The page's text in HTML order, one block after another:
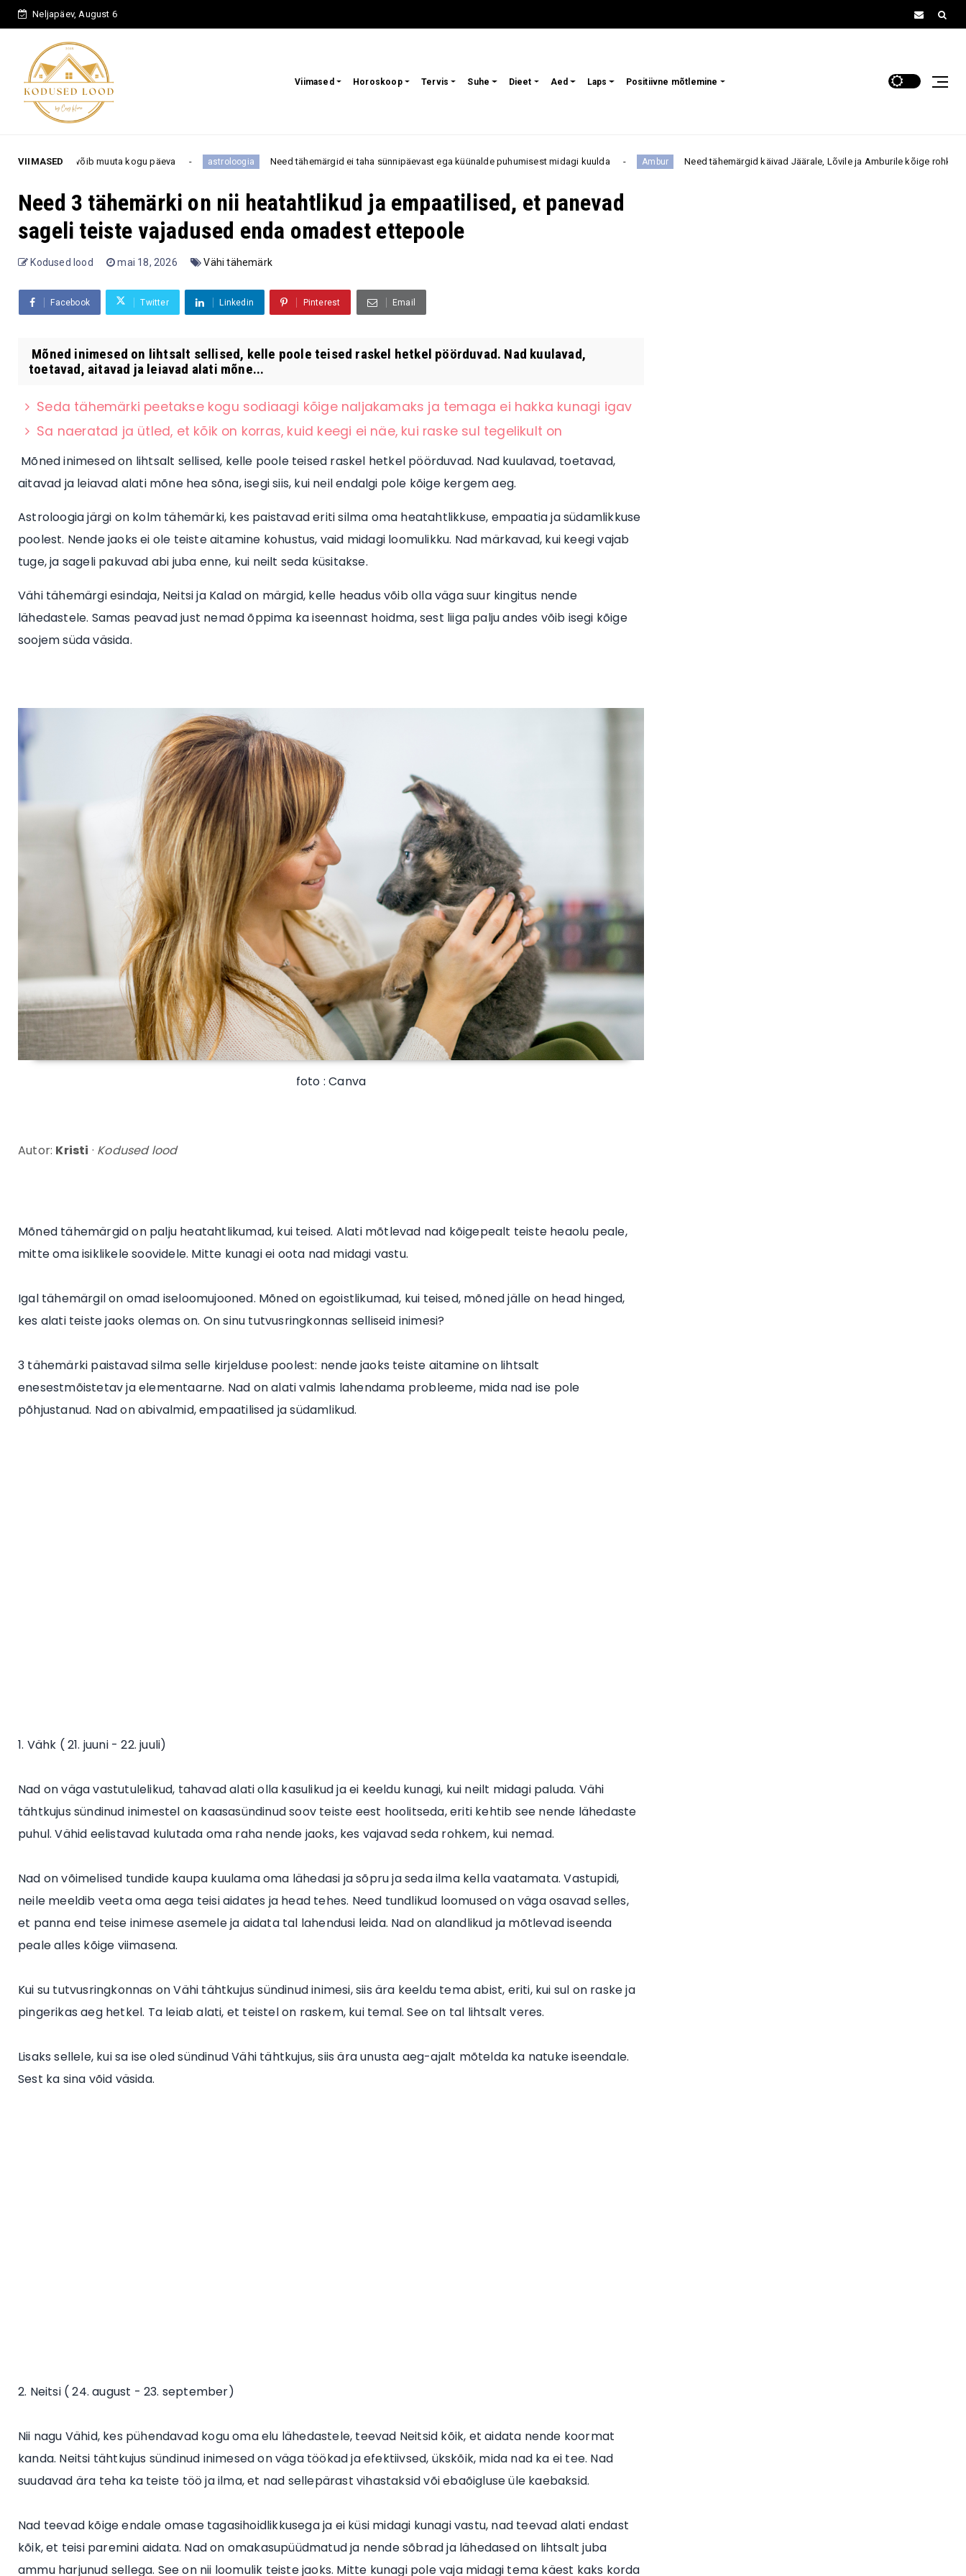
Neljapäev, August 6
Viimased Horoskoop Tervis Suhe Dieet Aed Laps Positiivne mõtlemine
VIIMASED
võib muuta kogu päeva astroloogia Need tähemärgid ei taha sünnipäevast ega küünalde puhumisest midagi kuulda Ambur Need tähemärgid käivad Jäärale, Lõvile ja Amburile kõige rohkem närvidele
Need 3 tähemärki on nii heatahtlikud ja empaatilised, et panevad
sageli teiste vajadused enda omadest ettepoole
Kodused lood mai 18, 2026 Vähi tähemärk
Facebook Twitter Linkedin Pinterest Email
Mõned inimesed on lihtsalt sellised, kelle poole teised raskel hetkel pöörduvad. Nad kuulavad,
toetavad, aitavad ja leiavad alati mõne...
Seda tähemärki peetakse kogu sodiaagi kõige naljakamaks ja temaga ei hakka kunagi igav
Sa naeratad ja ütled, et kõik on korras, kuid keegi ei näe, kui raske sul tegelikult on
Mõned inimesed on lihtsalt sellised, kelle poole teised raskel hetkel pöörduvad. Nad kuulavad, toetavad,
aitavad ja leiavad alati mõne hea sõna, isegi siis, kui neil endalgi pole kõige kergem aeg.
Astroloogia järgi on kolm tähemärki, kes paistavad eriti silma oma heatahtlikkuse, empaatia ja südamlikkuse
poolest. Nende jaoks ei ole teiste aitamine kohustus, vaid midagi loomulikku. Nad märkavad, kui keegi vajab
tuge, ja sageli pakuvad abi juba enne, kui neilt seda küsitakse.
Vähi tähemärgi esindaja, Neitsi ja Kalad on märgid, kelle headus võib olla väga suur kingitus nende
lähedastele. Samas peavad just nemad õppima ka iseennast hoidma, sest liiga palju andes võib isegi kõige
soojem süda väsida.
foto : Canva
Autor: Kristi · Kodused lood
Mõned tähemärgid on palju heatahtlikumad, kui teised. Alati mõtlevad nad kõigepealt teiste heaolu peale,
mitte oma isiklikele soovidele. Mitte kunagi ei oota nad midagi vastu.
Igal tähemärgil on omad iseloomujooned. Mõned on egoistlikumad, kui teised, mõned jälle on head hinged,
kes alati teiste jaoks olemas on. On sinu tutvusringkonnas selliseid inimesi?
3 tähemärki paistavad silma selle kirjelduse poolest: nende jaoks teiste aitamine on lihtsalt
enesestmõistetav ja elementaarne. Nad on alati valmis lahendama probleeme, mida nad ise pole
põhjustanud. Nad on abivalmid, empaatilised ja südamlikud.
1. Vähk ( 21. juuni - 22. juuli)
Nad on väga vastutulelikud, tahavad alati olla kasulikud ja ei keeldu kunagi, kui neilt midagi paluda. Vähi
tähtkujus sündinud inimestel on kaasasündinud soov teiste eest hoolitseda, eriti kehtib see nende lähedaste
puhul. Vähid eelistavad kulutada oma raha nende jaoks, kes vajavad seda rohkem, kui nemad.
Nad on võimelised tundide kaupa kuulama oma lähedasi ja sõpru ja seda ilma kella vaatamata. Vastupidi,
neile meeldib veeta oma aega teisi aidates ja head tehes. Need tundlikud loomused on väga osavad selles,
et panna end teise inimese asemele ja aidata tal lahendusi leida. Nad on alandlikud ja mõtlevad iseenda
peale alles kõige viimasena.
Kui su tutvusringkonnas on Vähi tähtkujus sündinud inimesi, siis ära keeldu tema abist, eriti, kui sul on raske ja
pingerikas aeg hetkel. Ta leiab alati, et teistel on raskem, kui temal. See on tal lihtsalt veres.
Lisaks sellele, kui sa ise oled sündinud Vähi tähtkujus, siis ära unusta aeg-ajalt mõtelda ka natuke iseendale.
Sest ka sina võid väsida.
2. Neitsi ( 24. august - 23. september)
Nii nagu Vähid, kes pühendavad kogu oma elu lähedastele, teevad Neitsid kõik, et aidata nende koormat
kanda. Neitsi tähtkujus sündinud inimesed on väga töökad ja efektiivsed, ükskõik, mida nad ka ei tee. Nad
suudavad ära teha ka teiste töö ja ilma, et nad sellepärast vihastaksid või ebaõigluse üle kaebaksid.
Nad teevad kõige endale omase tagasihoidlikkusega ja ei küsi midagi kunagi vastu, nad teevad alati endast
kõik, et teisi paremini aidata. Nad on omakasupüüdmatud ja nende sõbrad ja lähedased on lihtsalt juba
ammu harjunud sellega. See on nii loomulik teiste jaoks. Mitte kunagi pole vaja midagi tema käest kaks korda